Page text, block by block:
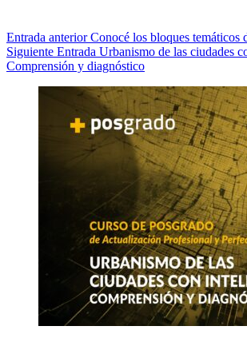
Entrada anteriorConocé los bloques temáticos
Siguiente Entrada Urbanismo de las ciudades
Comprensión y diagnóstico